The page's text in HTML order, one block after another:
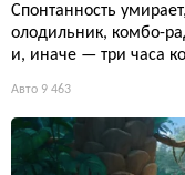
Спонтанность
олодильник, комбо-
и, иначе — три часа
Авто 9 463